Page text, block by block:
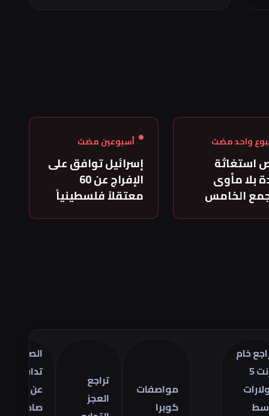
واحد مضت
استغاثة
بلا مأوى
الخامس
أسبوعين مضت
إسرائيل توافق على
الإفراج عن 60
معتقلاً فلسطينياً
مواصفات
الصين
تدافع
صادراتها